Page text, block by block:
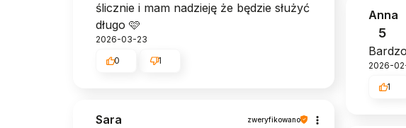
ślicznie i mam nadzieję że będzie służyć
długo 🩷
2026-03-23
0 1
Anna
5
2026-
1
Sara zweryfikowano